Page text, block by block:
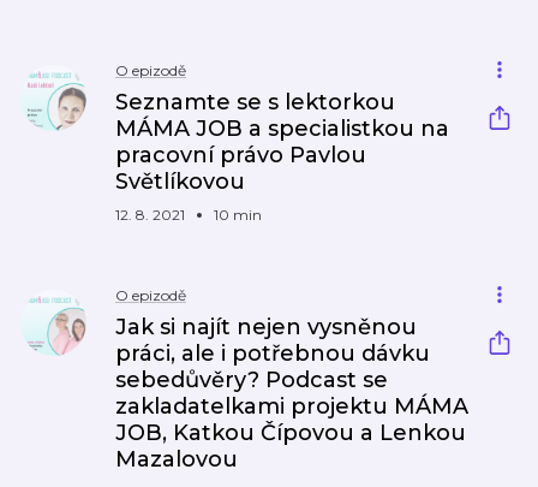
O epizodě
Seznamte se s lektorkou
MÁMA JOB a specialistkou na
pracovní právo Pavlou
Světlíkovou
12. 8. 2021 10 min
O epizodě
Jak si najít nejen vysněnou
práci, ale i potřebnou dávku
sebedůvěry? Podcast se
zakladatelkami projektu MÁMA
JOB, Katkou Čípovou a Lenkou
Mazalovou